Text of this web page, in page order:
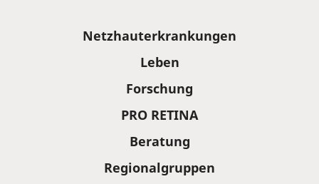
Netzhauterkrankungen
Leben
Forschung
PRO RETINA
Beratung
Regionalgruppen